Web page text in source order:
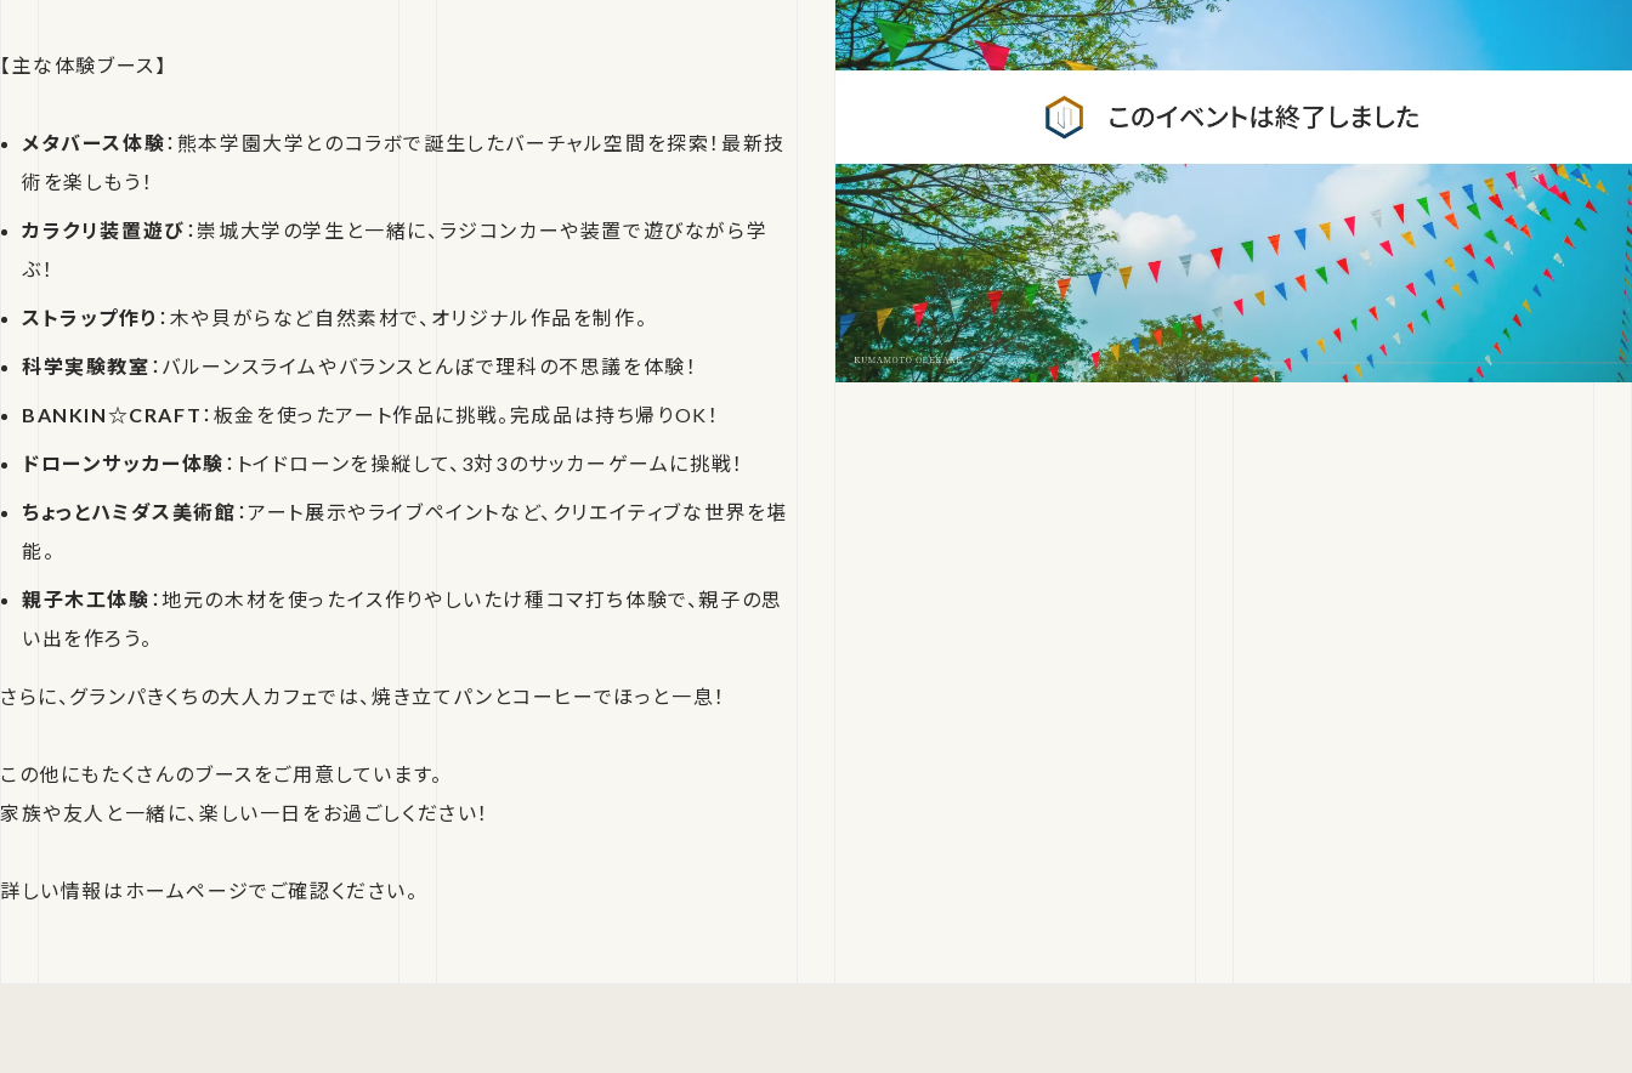
【主な体験ブース】
メタバース体験：熊本学園大学とのコラボで誕生したバーチャル空間を探索！最新技
術を楽しもう！
カラクリ装置遊び ：崇城大学の学生と一緒に、ラジコンカーや装置で遊びながら学
ぶ！
ストラップ作り ：木や貝がらなど自然素材で、オリジナル作品を制作。
科学実験教室 ：バルーンスライムやバランスとんぼで理科の不思議を体験！
BANKIN☆CRAFT ：板金を使ったアート作品に挑戦。完成品は持ち帰りOK！
ドローンサッカー体験 ：トイドローンを操縦して、3対3のサッカーゲームに挑戦！
ちょっとハミダス美術館 ：アート展示やライブペイントなど、クリエイティブな世界を堪
能。
親子木工体験 ：地元の木材を使ったイス作りやしいたけ種コマ打ち体験で、親子の思
い出を作ろう。
さらに、グランパきくちの大人カフェでは、焼き立てパンとコーヒーでほっと一息！
この他にもたくさんのブースをご用意しています。
家族や友人と一緒に、楽しい一日をお過ごしください！
詳しい情報はホームページでご確認ください。